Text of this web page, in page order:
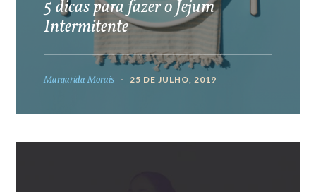
5 dicas para fazer o Jejum
Intermitente
Margarida Morais 25 DE JULHO, 2019